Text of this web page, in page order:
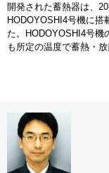
開発された蓄熱器は、
HODOYOSHI4号機に搭
た。HODOYOSHI4号機
も所定の温度で蓄熱・